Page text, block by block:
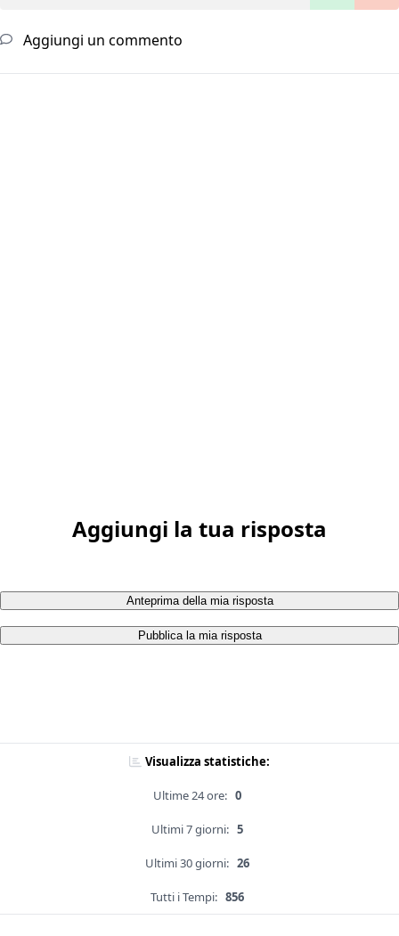
Aggiungi un commento
Aggiungi la tua risposta
Anteprima della mia risposta
Pubblica la mia risposta
Visualizza statistiche:
Ultime 24 ore: 0
Ultimi 7 giorni: 5
Ultimi 30 giorni: 26
Tutti i Tempi: 856